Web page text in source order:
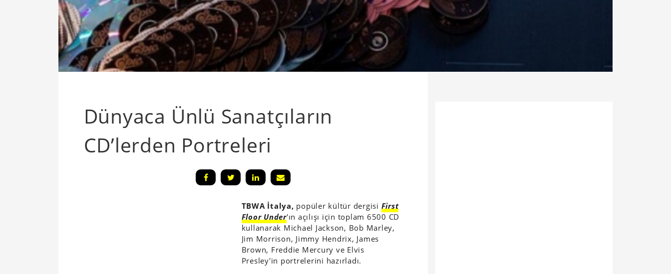
Dünyaca Ünlü Sanatçıların
CD’lerden Portreleri
TBWA İtalya, popüler kültür dergisi First
Floor Under'ın açılışı için toplam 6500 CD
kullanarak Michael Jackson, Bob Marley,
Jim Morrison, Jimmy Hendrix, James
Brown, Freddie Mercury ve Elvis
Presley'in portrelerini hazırladı.